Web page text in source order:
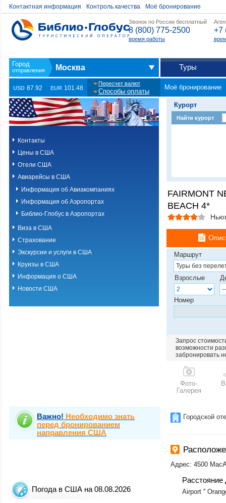
Контактная информация Контроль качества Моё бронирование
Звонок по России бесплатный
8 (800) 775-2500
время работы
+7
Москва Туры
USD 87.92 EUR 101.48
Пересчет валют
Способы оплаты
Моё бронирование
Контакты
Цены в США
Отели США
Авиарейсы в США
Информация об Авиакомпаниях
Информация об Аэропортах
Библио-Глобус в Аэропортах
Виза в США
Страхование
Экскурсии и услуги в США
Круизы в США
Информация о США
Новости США
Важно! Необходимо знать
перед бронированием
направления США
Погода в США на 08.08.2026
Курорт
Найти курорт
FAIRMONT
BEACH 4*
Маршрут
Взрослые
Номер
Запрос
возможности
забронировать
Фото-
Галерея
Городской
Адрес: 4500
Расстояние
Airport ''